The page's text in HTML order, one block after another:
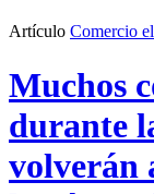
Artículo Comercio
Muchos
durante
volverán